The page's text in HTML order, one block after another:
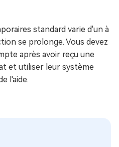
standard varie d'un à
se prolonge. Vous devez
après avoir reçu une
et utiliser leur système
l'aide.